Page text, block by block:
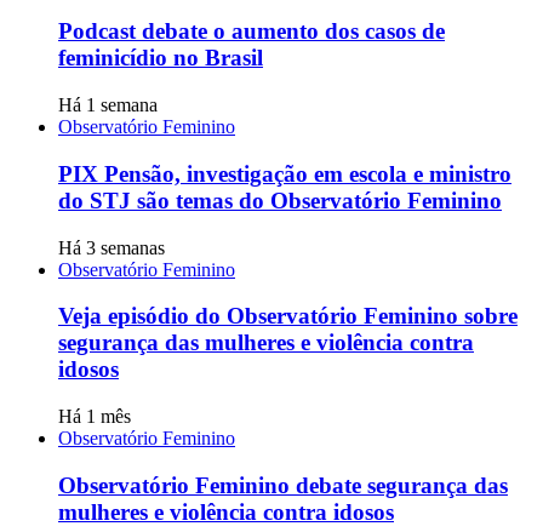
Podcast debate o aumento dos casos de
feminicídio no Brasil
Há 1 semana
Observatório Feminino
PIX Pensão, investigação em escola e ministro
do STJ são temas do Observatório Feminino
Há 3 semanas
Observatório Feminino
Veja episódio do Observatório Feminino sobre
segurança das mulheres e violência contra
idosos
Há 1 mês
Observatório Feminino
Observatório Feminino debate segurança das
mulheres e violência contra idosos